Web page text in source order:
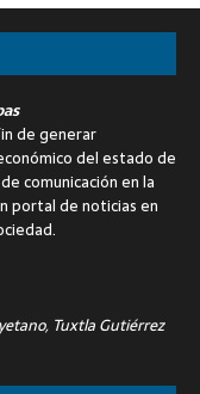
de generar
del estado de
comunicación en la
portal de noticias en
Tuxtla Gutiérrez